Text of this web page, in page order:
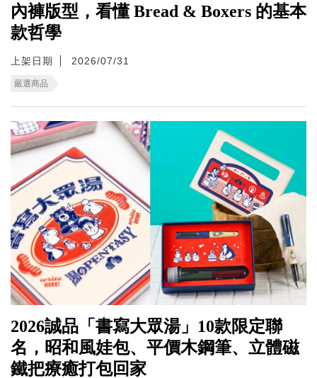
內褲版型，看懂 Bread & Boxers 的基本
款哲學
上架日期 2026/07/31
嚴選商品
2026誠品「書寫大眾湯」10款限定聯
名，昭和風娃包、平價木鋼筆、立體磁
鐵把療癒打包回家